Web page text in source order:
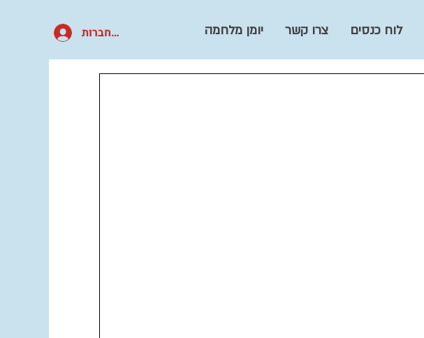
להתחברות לוח כנסים צרו קשר יומן מלחמה